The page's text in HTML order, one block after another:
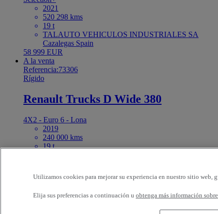
2021
520 298 kms
19 t
TALAUTO VEHICULOS INDUSTRIALES SA
Cazalegas Spain
58 999 EUR
A la venta
Referencia:73306
Rígido
Renault Trucks D Wide 380
4X2 - Euro 6 - Lona
2019
240 000 kms
19 t
A la venta
Tractora
Utilizamos cookies para mejorar su experiencia en nuestro sitio web,
Elija sus preferencias a continuación u obtenga más información